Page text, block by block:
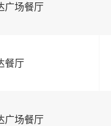
广场餐厅
餐厅
广场餐厅